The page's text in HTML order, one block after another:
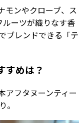
モンやクローブ、ス
ルーツが織りなす香
ブレンドできる「テ
すめは？
アフタヌーンティー
。